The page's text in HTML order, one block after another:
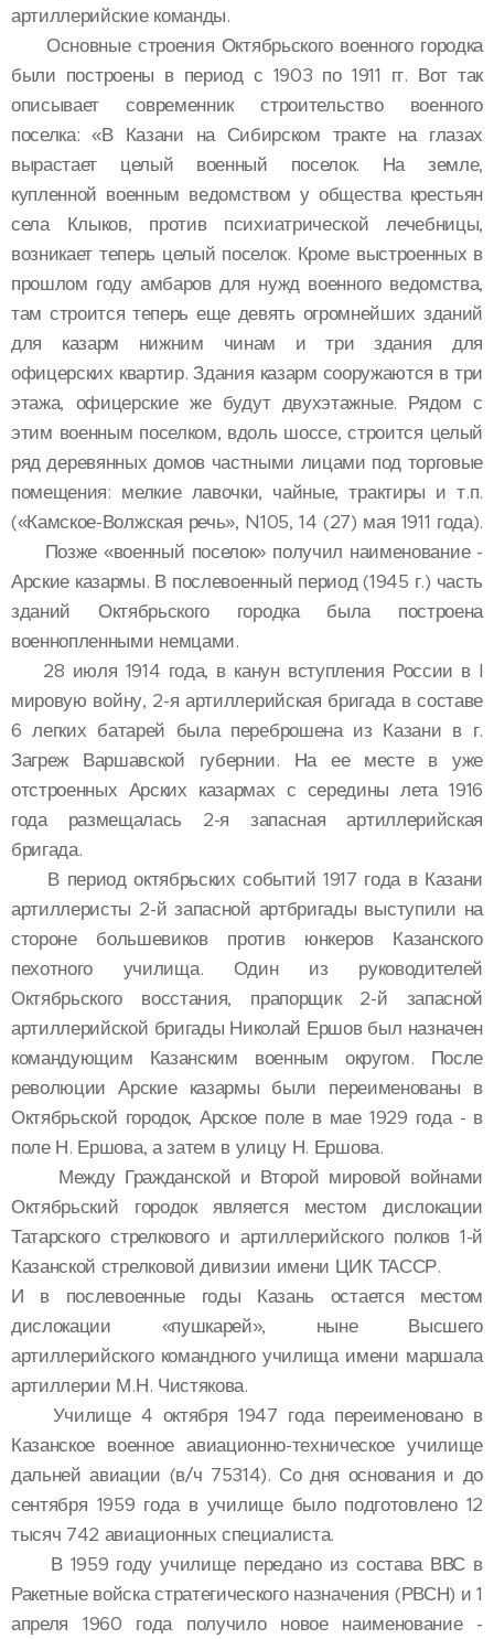
артиллерийские команды.
Основные строения Октябрьского военного городка
были построены в период с 1903 по 1911 гг. Вот так
описывает современник строительство военного
поселка: «В Казани на Сибирском тракте на глазах
вырастает целый военный поселок. На земле,
купленной военным ведомством у общества крестьян
села Клыков, против психиатрической лечебницы,
возникает теперь целый поселок. Кроме выстроенных в
прошлом году амбаров для нужд военного ведомства,
там строится теперь еще девять огромнейших зданий
для казарм нижним чинам и три здания для
офицерских квартир. Здания казарм сооружаются в три
этажа, офицерские же будут двухэтажные. Рядом с
этим военным поселком, вдоль шоссе, строится целый
ряд деревянных домов частными лицами под торговые
помещения: мелкие лавочки, чайные, трактиры и т.п.
(«Камское-Волжская речь», N105, 14 (27) мая 1911 года).
Позже «военный поселок» получил наименование -
Арские казармы. В послевоенный период (1945 г.) часть
зданий Октябрьского городка была построена
военнопленными немцами.
28 июля 1914 года, в канун вступления России в I
мировую войну, 2-я артиллерийская бригада в составе
6 легких батарей была переброшена из Казани в г.
Загреж Варшавской губернии. На ее месте в уже
отстроенных Арских казармах с середины лета 1916
года размещалась 2-я запасная артиллерийская
бригада.
В период октябрьских событий 1917 года в Казани
артиллеристы 2-й запасной артбригады выступили на
стороне большевиков против юнкеров Казанского
пехотного училища. Один из руководителей
Октябрьского восстания, прапорщик 2-й запасной
артиллерийской бригады Николай Ершов был назначен
командующим Казанским военным округом. После
революции Арские казармы были переименованы в
Октябрьской городок, Арское поле в мае 1929 года - в
поле Н. Ершова, а затем в улицу Н. Ершова.
Между Гражданской и Второй мировой войнами
Октябрьский городок является местом дислокации
Татарского стрелкового и артиллерийского полков 1-й
Казанской стрелковой дивизии имени ЦИК ТАССР.
И в послевоенные годы Казань остается местом
дислокации «пушкарей», ныне Высшего
артиллерийского командного училища имени маршала
артиллерии М.Н. Чистякова.
Училище 4 октября 1947 года переименовано в
Казанское военное авиационно-техническое училище
дальней авиации (в/ч 75314). Со дня основания и до
сентября 1959 года в училище было подготовлено 12
тысяч 742 авиационных специалиста.
В 1959 году училище передано из состава ВВС в
Ракетные войска стратегического назначения (РВСН) и 1
апреля 1960 года получило новое наименование -